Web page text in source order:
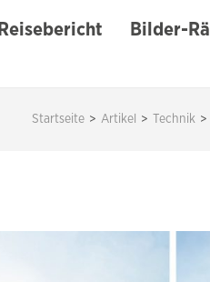
Reisebericht Bilder-
Startseite > Artikel > Technik >